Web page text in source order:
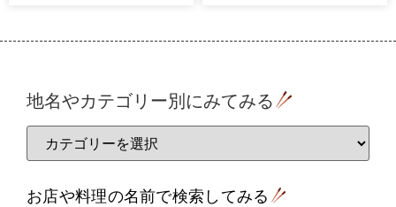
地名やカテゴリー別にみてみる
お店や料理の名前で検索してみる